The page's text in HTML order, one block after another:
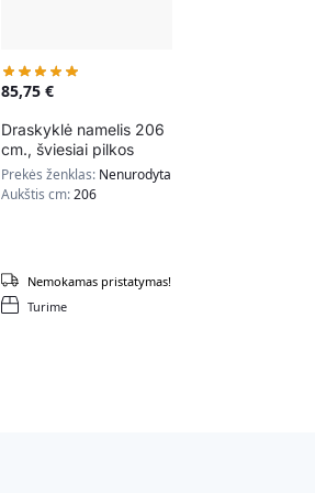
85,75 €
Draskyklė namelis 206
cm., šviesiai pilkos
spalvos
Prekės ženklas: Nenurodyta
Aukštis cm:206
Turime
Nemokamas pristatymas!